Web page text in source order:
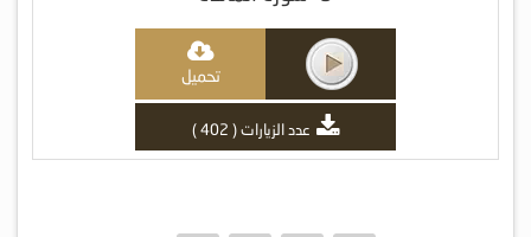
تحميل
عدد الزيارات ( 402 )